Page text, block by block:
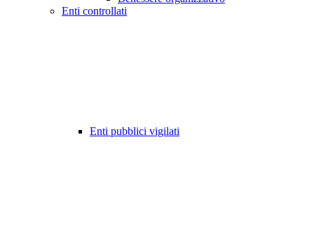
Enti controllati
Enti pubblici vigilati